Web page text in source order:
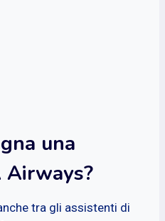
una
Airways?
tra gli assistenti di